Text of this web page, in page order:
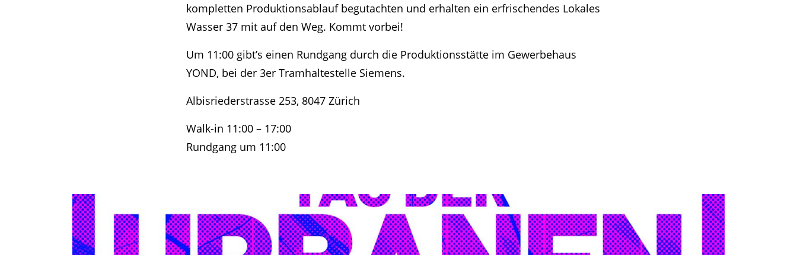
kompletten Produktionsablauf begutachten und erhalten ein erfrischendes Lokales
Wasser 37 mit auf den Weg. Kommt vorbei!
Um 11:00 gibt’s einen Rundgang durch die Produktionsstätte im Gewerbehaus
YOND, bei der 3er Tramhaltestelle Siemens.
Albisriederstrasse 253, 8047 Zürich
Walk-in 11:00 – 17:00
Rundgang um 11:00